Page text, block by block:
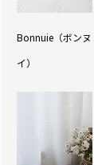
Bonnuie（ボンヌ
イ）